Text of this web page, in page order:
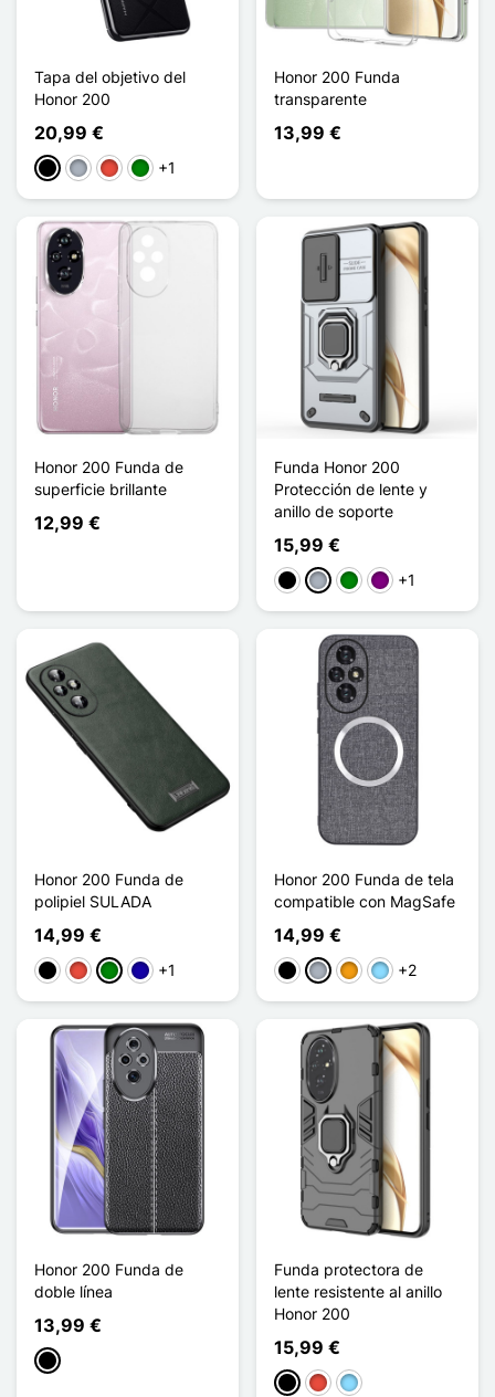
Tapa del objetivo del
Honor 200
20,99 €
NegroGris RojoVerde
+1
Honor 200 Funda
transparente
13,99 €
Honor 200 Funda de
superficie brillante
12,99 €
Funda Honor 200
Protección de lente y
anillo de soporte
15,99 €
Negro
Gris VerdePúrpura
+1
Honor 200 Funda de
polipiel SULADA
14,99 €
NegroRojoVerdeAzul oscuro
+1
Honor 200 Funda de tela
compatible con MagSafe
14,99 €
Negro
Gris NaranjaAzul claro
+2
Honor 200 Funda de
doble línea
13,99 €
Negro
Funda protectora de
lente resistente al anillo
Honor 200
15,99 €
NegroRojoAzul claro